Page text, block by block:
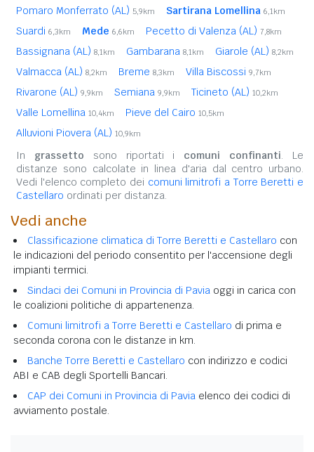
Pomaro Monferrato (AL) 5,9km Sartirana Lomellina 6,1km
Suardi 6,3km Mede 6,6km Pecetto di Valenza (AL) 7,8km
Bassignana (AL) 8,1km Gambarana 8,1km Giarole (AL) 8,2km
Valmacca (AL) 8,2km Breme 8,3km Villa Biscossi 9,7km
Rivarone (AL) 9,9km Semiana 9,9km Ticineto (AL) 10,2km
Valle Lomellina 10,4km Pieve del Cairo 10,5km
Alluvioni Piovera (AL) 10,9km
In grassetto sono riportati i comuni confinanti. Le
distanze sono calcolate in linea d'aria dal centro urbano.
Vedi l'elenco completo dei comuni limitrofi a Torre Beretti e
Castellaro ordinati per distanza.
Vedi anche
Classificazione climatica di Torre Beretti e Castellaro con
le indicazioni del periodo consentito per l'accensione degli
impianti termici.
Sindaci dei Comuni in Provincia di Pavia oggi in carica con
le coalizioni politiche di appartenenza.
Comuni limitrofi a Torre Beretti e Castellaro di prima e
seconda corona con le distanze in km.
Banche Torre Beretti e Castellaro con indirizzo e codici
ABI e CAB degli Sportelli Bancari.
CAP dei Comuni in Provincia di Pavia elenco dei codici di
avviamento postale.